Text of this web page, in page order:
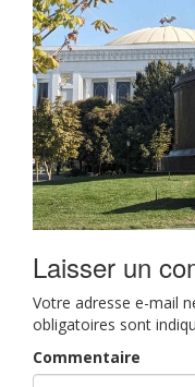
Laisser un
Votre adresse e-mail
obligatoires sont
Commentaire